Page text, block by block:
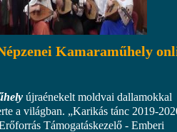
Kamaraműhely
újraénekelt moldvai dallamokkal
a világban. „Karikás tánc 2019-
Támogatáskezelő - Emberi